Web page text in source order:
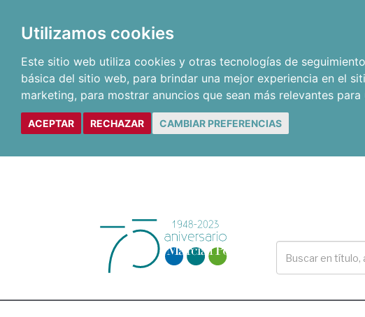
Utilizamos cookies
Este sitio web utiliza cookies y otras tecnologías de
básica del sitio web, para brindar una mejor experiencia en el
marketing, para mostrar anuncios que sean más relevantes para
ACEPTAR RECHAZAR CAMBIAR PREFERENCIAS